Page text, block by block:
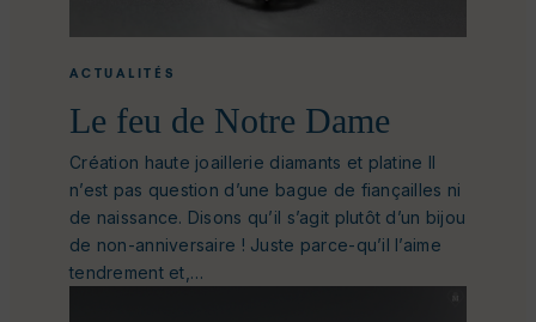
ACTUALITÉS
Le feu de Notre Dame
Création haute joaillerie diamants et platine Il
n’est pas question d’une bague de fiançailles ni
de naissance. Disons qu’il s’agit plutôt d’un bijou
de non-anniversaire ! Juste parce-qu’il l’aime
tendrement et,…